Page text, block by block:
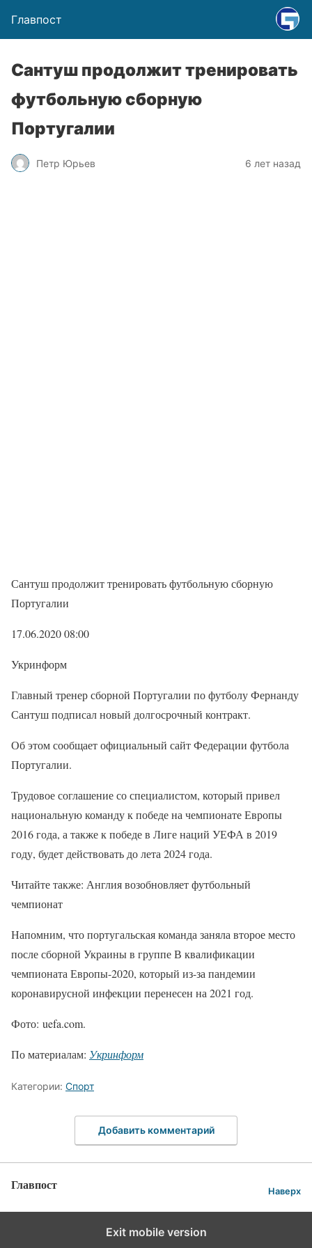
Главпост
Сантуш продолжит тренировать
футбольную сборную
Португалии
Петр Юрьев 6 лет назад
Сантуш продолжит тренировать футбольную сборную
Португалии
17.06.2020 08:00
Укринформ
Главный тренер сборной Португалии по футболу Фернанду
Сантуш подписал новый долгосрочный контракт.
Об этом сообщает официальный сайт Федерации футбола
Португалии.
Трудовое соглашение со специалистом, который привел
национальную команду к победе на чемпионате Европы
2016 года, а также к победе в Лиге наций УЕФА в 2019
году, будет действовать до лета 2024 года.
Читайте также: Англия возобновляет футбольный
чемпионат
Напомним, что португальская команда заняла второе место
после сборной Украины в группе В квалификации
чемпионата Европы-2020, который из-за пандемии
коронавирусной инфекции перенесен на 2021 год.
Фото: uefa.com.
По материалам: Укринформ
Категории: Спорт
Добавить комментарий
Главпост Наверх
Exit mobile version